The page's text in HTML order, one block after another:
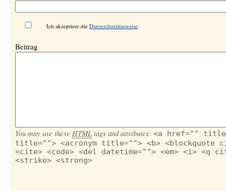
Ich akzeptiere die Datenschutzhinweise.
Beitrag
You may use these HTML tags and attributes: <a href=""
title=""> <acronym title=""> <b> <blockquote
<cite> <code> <del datetime=""> <em> <i> <q
<strike> <strong>